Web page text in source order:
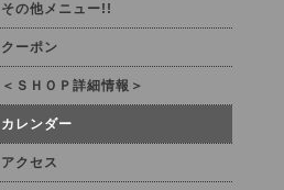
その他メニュー!!
クーポン
＜ＳＨＯＰ詳細情報＞
カレンダー
アクセス